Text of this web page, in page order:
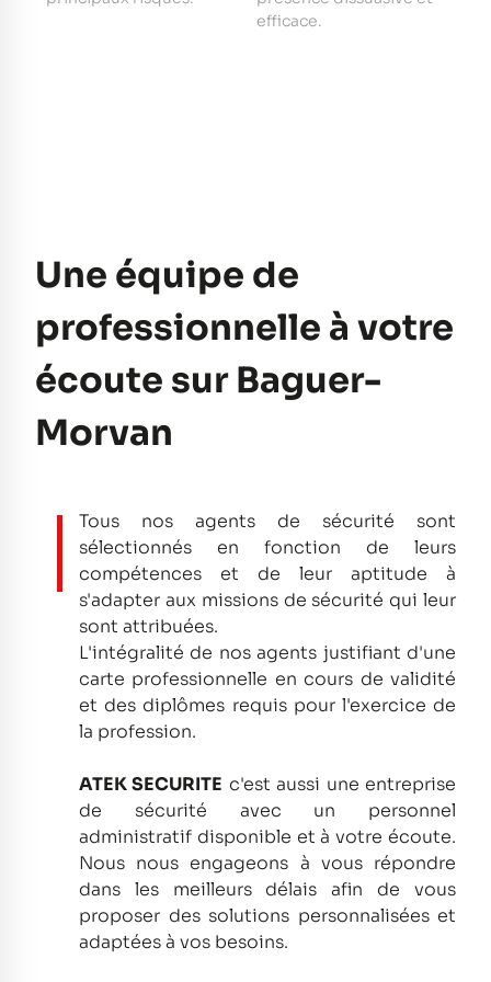
efficace.
Une équipe de
professionnelle à votre
écoute sur Baguer-
Morvan
Tous nos agents de sécurité sont
sélectionnés en fonction de leurs
compétences et de leur aptitude à
s'adapter aux missions de sécurité qui leur
sont attribuées.
L'intégralité de nos agents justifiant d'une
carte professionnelle en cours de validité
et des diplômes requis pour l'exercice de
la profession.
ATEK SECURITE c'est aussi une entreprise
de sécurité avec un personnel
administratif disponible et à votre écoute.
Nous nous engageons à vous répondre
dans les meilleurs délais afin de vous
proposer des solutions personnalisées et
adaptées à vos besoins.